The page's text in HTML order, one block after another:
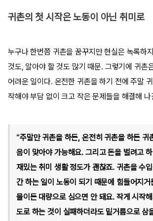
귀촌의 첫 시작은 노동이 아닌 취미로
누구나 한번쯤 귀촌을 꿈꾸지만 현실은 녹록하
것도, 알아야 할 것도 많기 때문. 그렇기에 귀촌
어려운 일이다. 온전한 귀촌을 하기 전에 주말
작해야 부담 없이 크고 작은 문제들을 해결해 나
“주말만 귀촌을 하든, 온전히 귀촌을 하든 귀
음이 맞아야 가능해요. 그리고 돈을 벌려고
재밌는 취미 생활 정도가 괜찮죠. 귀촌을 수
간 하는 일이 노동이 되기 때문에 힘들어지
물이든 대량으로 심으면 안 돼요. 작게 시작
도로 하는 것이 실패하더라도 밑거름으로 삼